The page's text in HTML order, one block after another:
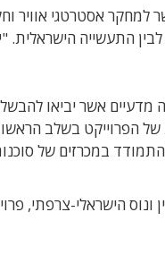
למחקר אסטרטגי אוויר
לבין התעשייה הישראלית.
מדעיים אשר יביאו
של הפרוייקט בשלב
במכרזים של
ונוס הישראלי-צרפתי,